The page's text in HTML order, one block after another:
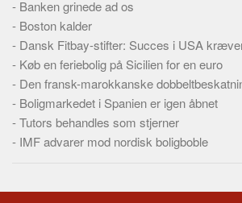
- Banken grinede ad os
- Boston kalder
- Dansk Fitbay-stifter: Succes i USA
- Køb en feriebolig på Sicilien for en euro
- Den fransk-marokkanske
- Boligmarkedet i Spanien er igen åbnet
-Tutors behandles som stjerner
- IMF advarer mod nordisk boligboble